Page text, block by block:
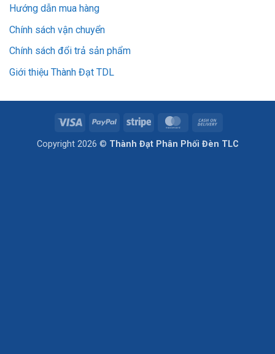
Hướng dẫn mua hàng
Chính sách vận chuyển
Chính sách đổi trả sản phẩm
Giới thiệu Thành Đạt TDL
Visa PayPal Stripe MasterCard
Delivery
Copyright 2026 © Thành Đạt Phân Phối Đèn TLC